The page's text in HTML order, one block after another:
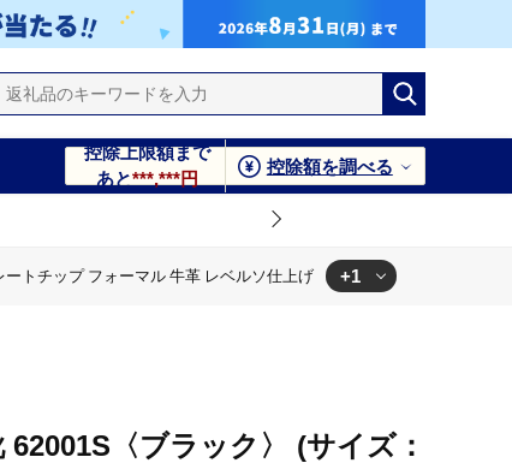
控除上限額まで
あと***,***円
控除額を調べる
トチップ フォーマル 牛革 レベルソ仕上げ +1
〈ブラック〉 (サイズ：